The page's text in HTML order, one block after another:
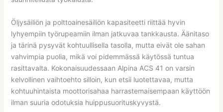
Öljysäiliön ja polttoainesäiliön kapasiteetti riittää hyvin
lyhyempiin työrupeamiin ilman jatkuvaa tankkausta. Äänitaso
ja tärinä pysyvät kohtuullisella tasolla, mutta eivät ole sahan
vahvimpia puolia, mikä voi pidemmässä käytössä tuntua
rasittavalta. Kokonaisuudessaan Alpina ACS 41 on varsin
kelvollinen vaihtoehto silloin, kun etsii luotettavaa, mutta
kohtuuhintaista moottorisahaa harrastemaisempaan käyttöön
ilman suuria odotuksia huippusuorituskyvystä.